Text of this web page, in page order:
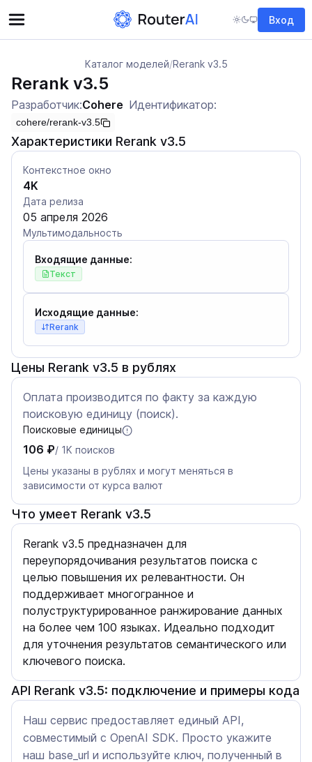
Вход
Каталог моделей/Rerank v3.5
Rerank v3.5
Разработчик:Cohere Идентификатор:
cohere/rerank-v3.5
Характеристики Rerank v3.5
Контекстное окно
4K
Дата релиза
05 апреля 2026
Мультимодальность
Входящие данные:
Текст
Исходящие данные:
Rerank
Цены Rerank v3.5 в рублях
Оплата производится по факту за каждую
поисковую единицу (поиск).
Поисковые единицы
106 ₽/ 1K поисков
Цены указаны в рублях и могут меняться в
зависимости от курса валют
Что умеет Rerank v3.5
Rerank v3.5 предназначен для
переупорядочивания результатов поиска с
целью повышения их релевантности. Он
поддерживает многогранное и
полуструктурированное ранжирование данных
на более чем 100 языках. Идеально подходит
для уточнения результатов семантического или
ключевого поиска.
API Rerank v3.5: подключение и примеры кода
Наш сервис предоставляет единый API,
совместимый с OpenAI SDK. Просто укажите
наш base_url и используйте ключ, полученный в